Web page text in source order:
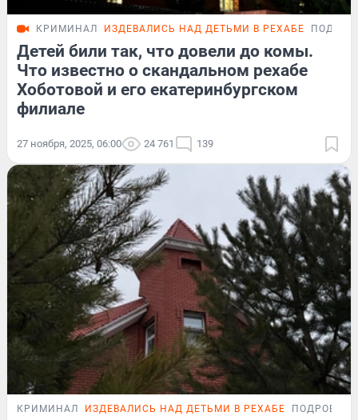
КРИМИНАЛ ИЗДЕВАЛИСЬ НАД ДЕТЬМИ В РЕХАБЕ
Детей били так, что довели до комы.
Что известно о скандальном рехабе
Хоботовой и его екатеринбургском
филиале
27 ноября, 2025, 06:00 24 761 139
КРИМИНАЛ ИЗДЕВАЛИСЬ НАД ДЕТЬМИ В РЕХАБЕ